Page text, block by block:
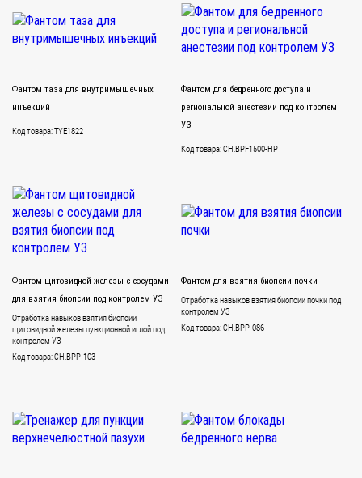
Фантом таза для внутримышечных
инъекций
Код товара: TYE1822
Фантом для бедренного доступа и
региональной анестезии под контролем
УЗ
Код товара: CH.BPF1500-HP
Фантом щитовидной железы с сосудами
для взятия биопсии под контролем УЗ
Отработка навыков взятия биопсии
щитовидной железы пункционной иглой под
контролем УЗ
Код товара: CH.BPP-103
Фантом для взятия биопсии почки
Отработка навыков взятия биопсии почки под
контролем УЗ
Код товара: CH.BPP-086